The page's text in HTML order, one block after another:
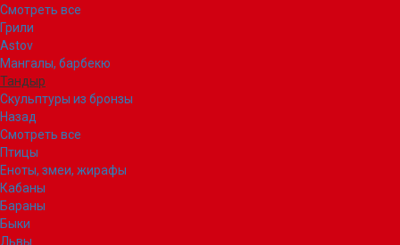
Смотреть все
Грили
Astov
Мангалы, барбекю
Тандыр
Скульптуры из бронзы
Назад
Смотреть все
Птицы
Еноты, змеи, жирафы
Кабаны
Бараны
Быки
Львы